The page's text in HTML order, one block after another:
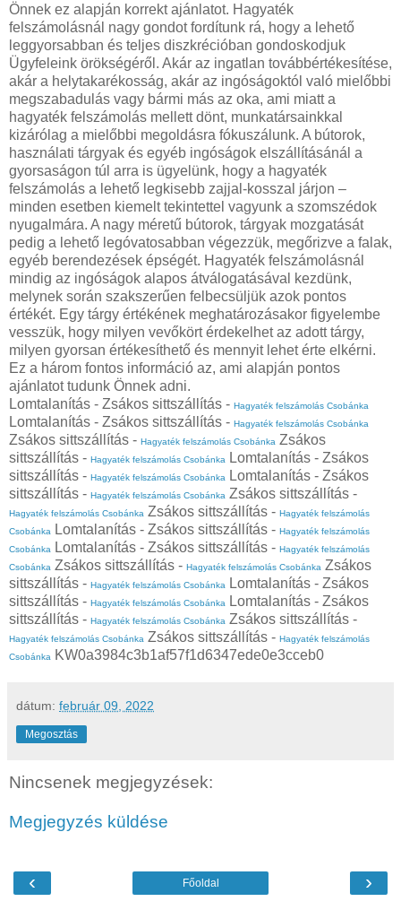
Önnek ez alapján korrekt ajánlatot. Hagyaték
felszámolásnál nagy gondot fordítunk rá, hogy a lehető
leggyorsabban és teljes diszkrécióban gondoskodjuk
Ügyfeleink örökségéről. Akár az ingatlan továbbértékesítése,
akár a helytakarékosság, akár az ingóságoktól való mielőbbi
megszabadulás vagy bármi más az oka, ami miatt a
hagyaték felszámolás mellett dönt, munkatársainkkal
kizárólag a mielőbbi megoldásra fókuszálunk. A bútorok,
használati tárgyak és egyéb ingóságok elszállításánál a
gyorsaságon túl arra is ügyelünk, hogy a hagyaték
felszámolás a lehető legkisebb zajjal-kosszal járjon –
minden esetben kiemelt tekintettel vagyunk a szomszédok
nyugalmára. A nagy méretű bútorok, tárgyak mozgatását
pedig a lehető legóvatosabban végezzük, megőrizve a falak,
egyéb berendezések épségét. Hagyaték felszámolásnál
mindig az ingóságok alapos átválogatásával kezdünk,
melynek során szakszerűen felbecsüljük azok pontos
értékét. Egy tárgy értékének meghatározásakor figyelembe
vesszük, hogy milyen vevőkört érdekelhet az adott tárgy,
milyen gyorsan értékesíthető és mennyit lehet érte elkérni.
Ez a három fontos információ az, ami alapján pontos
ajánlatot tudunk Önnek adni.
Lomtalanítás - Zsákos sittszállítás - Hagyaték felszámolás Csobánka
Lomtalanítás - Zsákos sittszállítás - Hagyaték felszámolás Csobánka
Zsákos sittszállítás - Hagyaték felszámolás Csobánka Zsákos
sittszállítás - Hagyaték felszámolás Csobánka
Lomtalanítás - Zsákos
sittszállítás - Hagyaték felszámolás Csobánka
Lomtalanítás - Zsákos
sittszállítás - Hagyaték felszámolás Csobánka Zsákos sittszállítás -
Hagyaték felszámolás Csobánka Zsákos sittszállítás - Hagyaték felszámolás
Csobánka
Lomtalanítás - Zsákos sittszállítás - Hagyaték felszámolás
Csobánka
Lomtalanítás - Zsákos sittszállítás - Hagyaték felszámolás
Csobánka Zsákos sittszállítás - Hagyaték felszámolás Csobánka Zsákos
sittszállítás - Hagyaték felszámolás Csobánka
Lomtalanítás - Zsákos
sittszállítás - Hagyaték felszámolás Csobánka
Lomtalanítás - Zsákos
sittszállítás - Hagyaték felszámolás Csobánka Zsákos sittszállítás -
Hagyaték felszámolás Csobánka Zsákos sittszállítás - Hagyaték felszámolás
Csobánka
KW0a3984c3b1af57f1d6347ede0e3cceb0
dátum: február 09, 2022
Megosztás
Nincsenek megjegyzések:
Megjegyzés küldése
‹ ›
Főoldal